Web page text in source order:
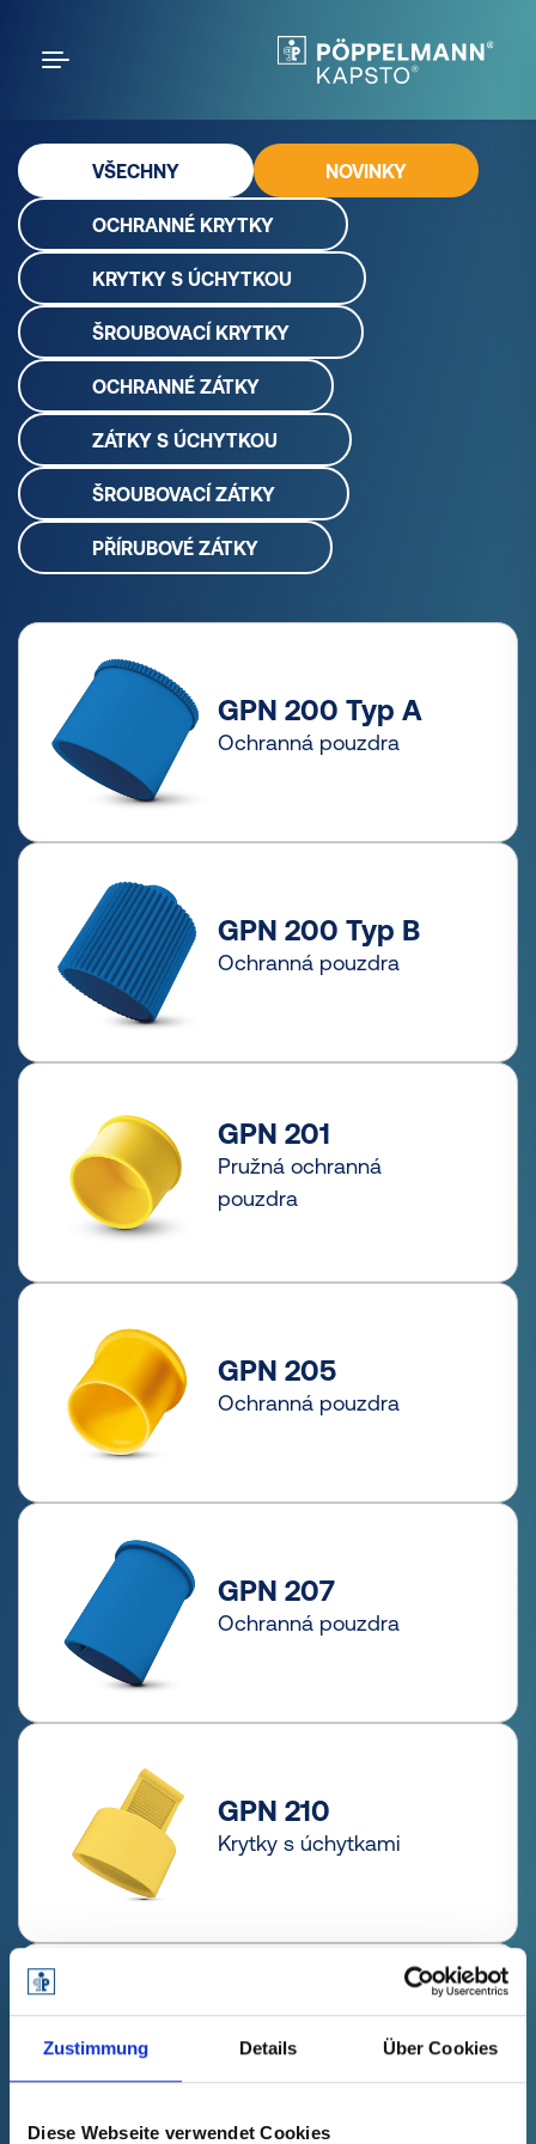
Zustimmung Details Über Cookies
Diese Webseite verwendet Cookies
VŠECHNY NOVINKY
OCHRANNÉ KRYTKY
KRYTKY S ÚCHYTKOU
ŠROUBOVACÍ KRYTKY
OCHRANNÉ ZÁTKY
ZÁTKY S ÚCHYTKOU
ŠROUBOVACÍ ZÁTKY
PŘÍRUBOVÉ ZÁTKY
GPN 200 Typ A
Ochranná pouzdra
GPN 200 Typ B
Ochranná pouzdra
GPN 201
Pružná ochranná
pouzdra
GPN 205
Ochranná pouzdra
GPN 207
Ochranná pouzdra
GPN 210
Krytky s úchytkami
GPN 211
Pružné krytky s
úchytkami